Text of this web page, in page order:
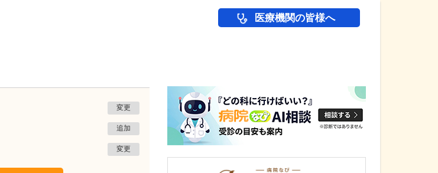
医療機関の皆様へ
変更
追加
変更